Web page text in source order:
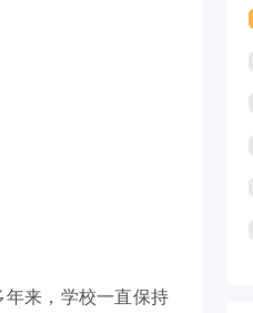
来，学校一直保持